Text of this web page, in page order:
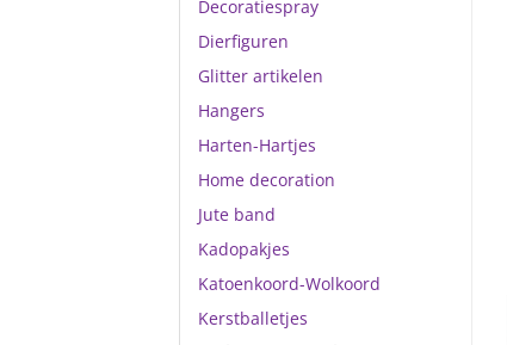
Decoratiespray
Dierfiguren
Glitter artikelen
Hangers
Harten-Hartjes
Home decoration
Jute band
Kadopakjes
Katoenkoord-Wolkoord
Kerstballetjes